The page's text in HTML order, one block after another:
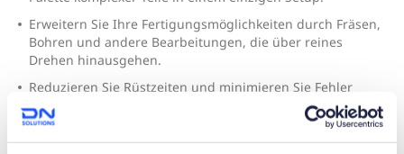
Erweitern Sie Ihre Fertigungsmöglichkeiten durch Fräsen,
Bohren und andere Bearbeitungen, die über reines
Drehen hinausgehen.
Reduzieren Sie Rüstzeiten und minimieren Sie Fehler
durch die Konsolidierung von Bearbeitungsschritten auf
einer Maschine.